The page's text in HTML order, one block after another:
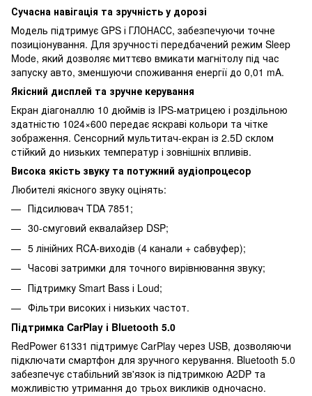
Сучасна навігація та зручність у дорозі
Модель підтримує GPS і ГЛОНАСС, забезпечуючи точне
позиціонування. Для зручності передбачений режим Sleep
Mode, який дозволяє миттєво вмикати магнітолу під час
запуску авто, зменшуючи споживання енергії до 0,01 mA.
Якісний дисплей та зручне керування
Екран діагоналлю 10 дюймів із IPS-матрицею і роздільною
здатністю 1024×600 передає яскраві кольори та чітке
зображення. Сенсорний мультитач-екран із 2.5D склом
стійкий до низьких температур і зовнішніх впливів.
Висока якість звуку та потужний аудіопроцесор
Любителі якісного звуку оцінять:
Підсилювач TDA 7851;
30-смуговий еквалайзер DSP;
5 лінійних RCA-виходів (4 канали + сабвуфер);
Часові затримки для точного вирівнювання звуку;
Підтримку Smart Bass і Loud;
Фільтри високих і низьких частот.
Підтримка CarPlay і Bluetooth 5.0
RedPower 61331 підтримує CarPlay через USB, дозволяючи
підключати смартфон для зручного керування. Bluetooth 5.0
забезпечує стабільний зв'язок із підтримкою A2DP та
можливістю утримання до трьох викликів одночасно.